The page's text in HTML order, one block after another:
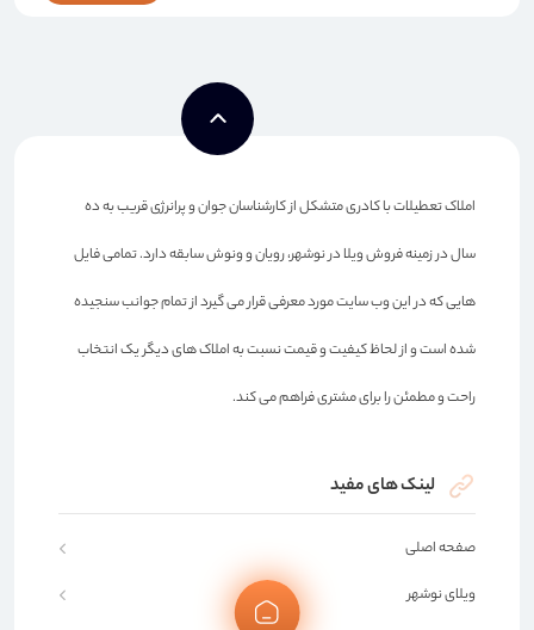
املاک تعطیلات با کادری متشکل از کارشناسان جوان و پرانرژی قریب به ده
سال در زمینه فروش ویلا در نوشهر، رویان و ونوش سابقه دارد. تمامی فایل
هایی که در این وب سایت مورد معرفی قرار می گیرد از تمام جوانب سنجیده
شده است و از لحاظ کیفیت و قیمت نسبت به املاک های دیگر یک انتخاب
راحت و مطمئن را برای مشتری فراهم می کند.
لینک های مفید
صفحه اصلی
ویلای نوشهر